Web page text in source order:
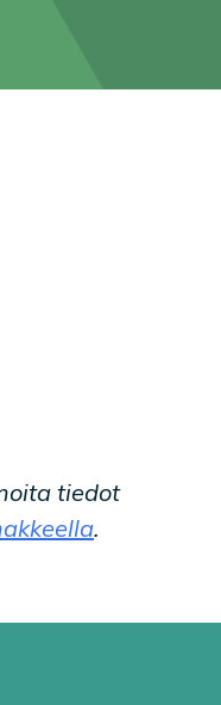
tiedot
.